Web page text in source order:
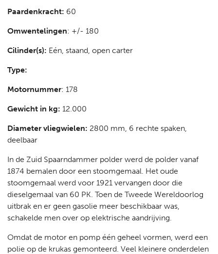
Paardenkracht: 60
Omwentelingen: +/- 180
Cilinder(s): Eén, staand, open carter
Type:
Motornummer: 178
Gewicht in kg: 12.000
Diameter vliegwielen: 2800 mm, 6 rechte spaken,
deelbaar
In de Zuid Spaarndammer polder werd de polder vanaf
1874 bemalen door een stoomgemaal. Het oude
stoomgemaal werd voor 1921 vervangen door die
dieselgemaal van 60 PK. Toen de Tweede Wereldoorlog
uitbrak en er geen gasolie meer beschikbaar was,
schakelde men over op elektrische aandrijving.
Omdat de motor en pomp één geheel vormen, werd een
polie op de krukas gemonteerd. Veel kleinere onderdelen